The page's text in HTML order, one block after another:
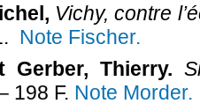
Vichy, contre
Note Fischer.
Gerber, Thierry.
198 F. Note Morder.